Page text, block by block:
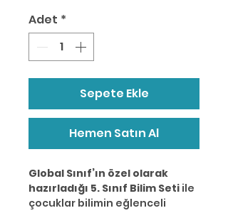
Adet *
Sepete Ekle
Hemen Satın Al
Global Sınıf’ın özel olarak
hazırladığı 5. Sınıf Bilim Seti ile
çocuklar bilimin eğlenceli